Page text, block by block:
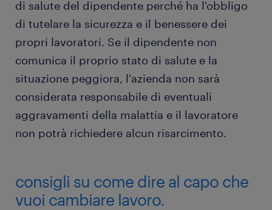
di salute del dipendente perché ha l'obbligo
di tutelare la sicurezza e il benessere dei
propri lavoratori. Se il dipendente non
comunica il proprio stato di salute e la
situazione peggiora, l'azienda non sarà
considerata responsabile di eventuali
aggravamenti della malattia e il lavoratore
non potrà richiedere alcun risarcimento.
consigli su come dire al capo che
vuoi cambiare lavoro.